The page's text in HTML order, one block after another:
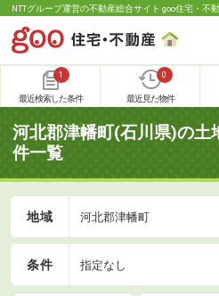
NTTグループ運営の不動産総合サイト goo住宅・不
1
最近検索した条件
0
最近見た物件
河北郡津幡町(石川県)の土
件一覧
地域 河北郡津幡町
条件 指定なし